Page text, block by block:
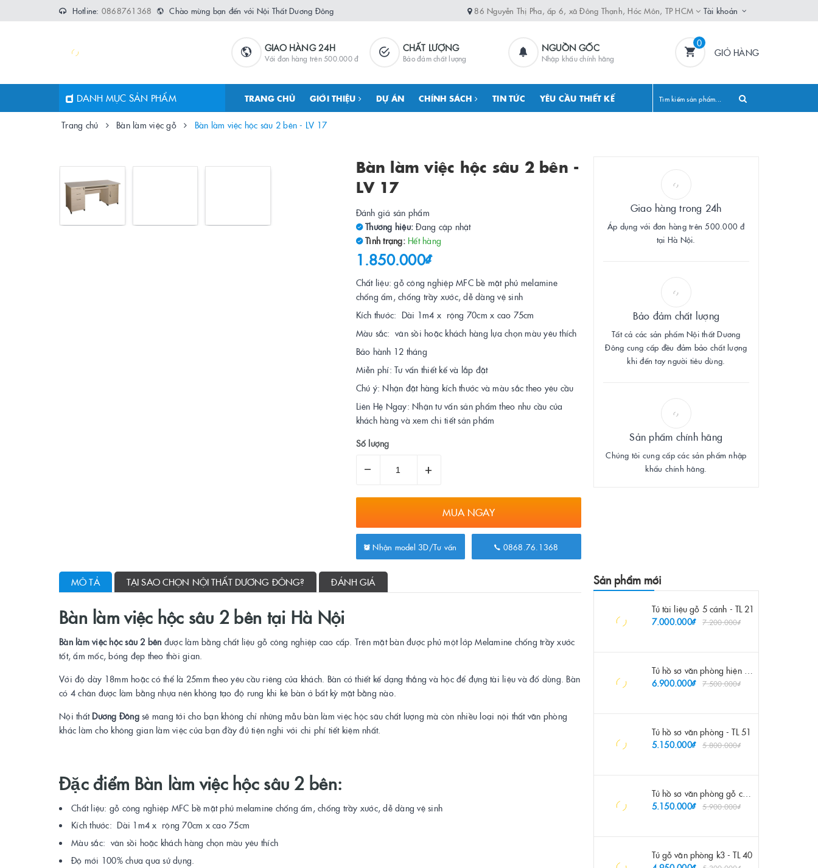
Hotline: 0868761368 Chào mừng bạn đến với Nội Thất Dương Đông 86 Nguyễn Thị Pha, ấp 6, xã Đông Thạnh, Hóc Môn, TP HCM Tài khoản
GIAO HÀNG 24H
Với đơn hàng trên 500.000 đ
CHẤT LƯỢNG
Bảo đảm chất lượng
NGUỒN GỐC
Nhập khẩu chính hãng
0
GIỎ HÀNG
DANH MỤC SẢN PHẨM TRANG CHỦ GIỚI THIỆU DỰ ÁN CHÍNH SÁCH TIN TỨC YÊU CẦU THIẾT KẾ
Trang chủ Bàn làm việc gỗ Bàn làm việc hộc sâu 2 bên - LV 17
Bàn làm việc hộc sâu 2 bên -
LV 17
Đánh giá sản phẩm
Thương hiệu: Đang cập nhật
Tình trạng: Hết hàng
1.850.000₫
Chất liệu: gỗ công nghiệp MFC bề mặt phủ melamine
chống ẩm, chống trầy xước, dễ dàng vệ sinh
Kích thước: Dài 1m4 x rộng 70cm x cao 75cm
Màu sắc: vân sồi hoặc khách hàng lựa chọn màu yêu thích
Bảo hành 12 tháng
Miễn phí: Tư vấn thiết kế và lắp đặt
Chú ý: Nhận đặt hàng kích thước và màu sắc theo yêu cầu
Liên Hệ Ngay: Nhận tư vấn sản phẩm theo nhu cầu của
khách hàng và xem chi tiết sản phẩm
Số lượng
– +
MUA NGAY
Nhận model 3D/Tư vấn 0868.76.1368
Giao hàng trong 24h
Áp dụng với đơn hàng trên 500.000 đ
tại Hà Nội.
Bảo đảm chất lượng
Tất cả các sản phẩm Nội thất Dương
Đông cung cấp đều đảm bảo chất lượng
khi đến tay người tiêu dùng.
Sản phẩm chính hãng
Chúng tôi cung cấp các sản phẩm nhập
khẩu chính hãng.
MÔ TẢ TẠI SAO CHỌN NỘI THẤT DƯƠNG ĐÔNG? ĐÁNH GIÁ
Bàn làm việc hộc sâu 2 bên tại Hà Nội
Bàn làm việc hộc sâu 2 bên được làm bằng chất liệu gỗ công nghiệp cao cấp. Trên mặt bàn được phủ một lớp Melamine chống trầy xước
tốt, ẩm mốc, bóng đẹp theo thời gian.
Với độ dày 18mm hoặc có thể là 25mm theo yêu cầu riêng của khách. Bàn có thiết kế dạng thẳng và hộc để đựng tài liệu và đố dùng. Bàn
có 4 chân được làm bằng nhựa nên không tạo độ rung khi kê bàn ở bất kỳ mặt bằng nào.
Nội thất Dương Đôngsẽ mang tới cho bạn không chỉ những mẫu bàn làm việc hộc sâu chất lượng mà còn nhiều loại nội thất văn phòng
khác làm cho không gian làm việc của bạn đầy đủ tiện nghi với chi phí tiết kiệm nhất.
Đặc điểm Bàn làm việc hộc sâu 2 bên:
Chất liệu: gỗ công nghiệp MFC bề mặt phủ melamine chống ấm, chống trầy xước, dễ dàng vệ sinh
Kích thước: Dài 1m4 x rộng 70cm x cao 75cm
Màu sắc: vân sồi hoặc khách hàng chọn màu yêu thích
Độ mới 100% chưa qua sử dụng.
Sản phẩm mới
Tủ tài liệu gỗ 5 cánh - TL 21
7.000.000₫
7.200.000₫
6.900.000₫
7.500.000₫
Tủ hồ sơ văn phòng - TL 51
5.150.000₫
5.800.000₫
Tủ hồ sơ văn phòng gỗ công nghiệp - TL 52
5.150.000₫
5.900.000₫
Tủ gỗ văn phòng k3 - TL 40